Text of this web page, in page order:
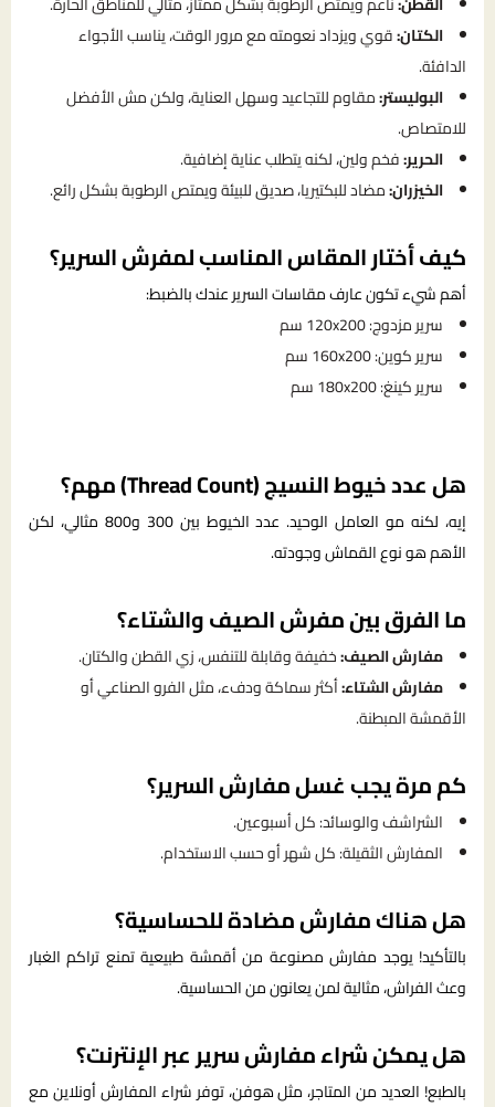
الكتان:قوي ويزداد نعومته مع مرور الوقت، يناسب الأجواء
الدافئة.
البوليستر:مقاوم للتجاعيد وسهل العناية، ولكن مش الأفضل
للامتصاص.
الحرير:فخم ولين، لكنه يتطلب عناية إضافية.
الخيزران:مضاد للبكتيريا، صديق للبيئة ويمتص الرطوبة بشكل رائع.
كيف أختار المقاس المناسب لمفرش السرير؟
أهم شيء تكون عارف مقاسات السرير عندك بالضبط:
سرير مزدوج: 120x200 سم
سرير كوين: 160x200 سم
سرير كينغ: 180x200 سم
هل عدد خيوط النسيج (Thread Count) مهم؟
إيه، لكنه مو العامل الوحيد. عدد الخيوط بين 300 و800 مثالي، لكن
الأهم هو نوع القماش وجودته.
ما الفرق بين مفرش الصيف والشتاء؟
مفارش الصيف:خفيفة وقابلة للتنفس، زي القطن والكتان.
مفارش الشتاء:أكثر سماكة ودفء، مثل الفرو الصناعي أو
الأقمشة المبطنة.
كم مرة يجب غسل مفارش السرير؟
الشراشف والوسائد: كل أسبوعين.
المفارش الثقيلة: كل شهر أو حسب الاستخدام.
هل هناك مفارش مضادة للحساسية؟
بالتأكيد! يوجد مفارش مصنوعة من أقمشة طبيعية تمنع تراكم الغبار
وعث الفراش، مثالية لمن يعانون من الحساسية.
هل يمكن شراء مفارش سرير عبر الإنترنت؟
بالطبع! العديد من المتاجر، مثل هوفن، توفر شراء المفارش أونلاين مع